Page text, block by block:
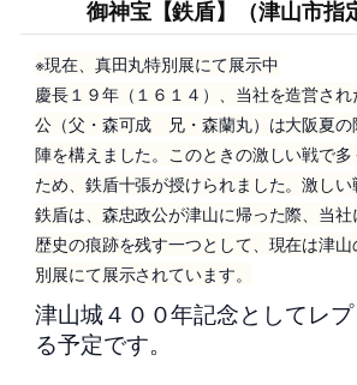
御神宝【鉄盾】（津山市指
※現在、真田丸特別展にて展示中
慶長１９年（１６１４）、当社を造営さ
公（父・森可成 兄・森蘭丸）は大阪夏の
陣を構えました。このときの激しい戦で
ため、鉄盾十張が授けられました。激し
鉄盾は、森忠政公が津山に帰った際、当社
歴史の痕跡を残す一つとして、現在は津
別展にて展示されています。
津山城４００年記念としてレ
る予定です。